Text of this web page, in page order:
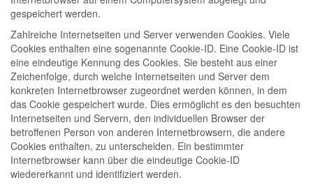
gespeichert werden.
Zahlreiche Internetseiten und Server verwenden Cookies. Viele
Cookies enthalten eine sogenannte Cookie-ID. Eine Cookie-ID ist
eine eindeutige Kennung des Cookies. Sie besteht aus einer
Zeichenfolge, durch welche Internetseiten und Server dem
konkreten Internetbrowser zugeordnet werden können, in dem
das Cookie gespeichert wurde. Dies ermöglicht es den besuchten
Internetseiten und Servern, den individuellen Browser der
betroffenen Person von anderen Internetbrowsern, die andere
Cookies enthalten, zu unterscheiden. Ein bestimmter
Internetbrowser kann über die eindeutige Cookie-ID
wiedererkannt und identifiziert werden.